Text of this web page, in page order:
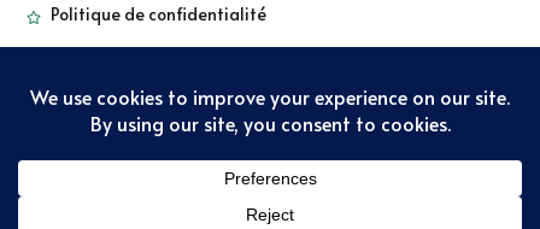
Politique de confidentialité
Copyright - Sorbetkiwi - 2022
confidentialité